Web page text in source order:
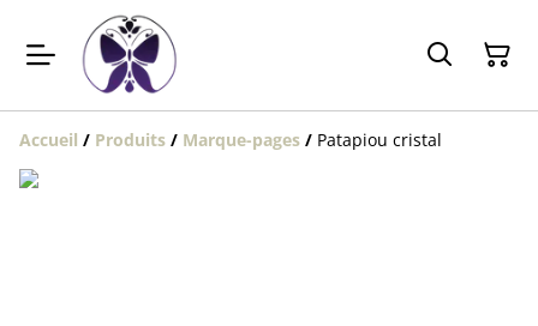
Accueil / Produits / Marque-pages / Patapiou cristal